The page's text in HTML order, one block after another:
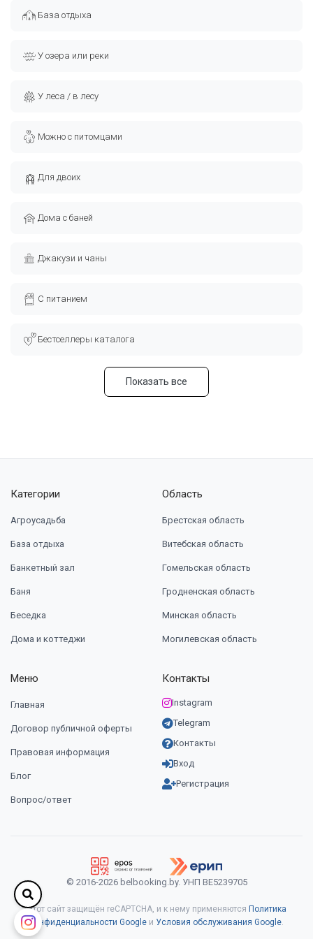
База отдыха
У озера или реки
У леса / в лесу
Можно с питомцами
Для двоих
Дома с баней
Джакузи и чаны
С питанием
Бестселлеры каталога
Показать все
Категории
Агроусадьба
База отдыха
Банкетный зал
Баня
Беседка
Дома и коттеджи
Область
Брестская область
Витебская область
Гомельская область
Гродненская область
Минская область
Могилевская область
Меню
Главная
Договор публичной оферты
Правовая информация
Блог
Вопрос/ответ
Контакты
Instagram
Telegram
Контакты
Вход
Регистрация
© 2016-2026 belbooking.by. УНП ВЕ5239705
Этот сайт защищён reCAPTCHA, и к нему применяются Политика
конфиденциальности Googleи Условия обслуживания Google.